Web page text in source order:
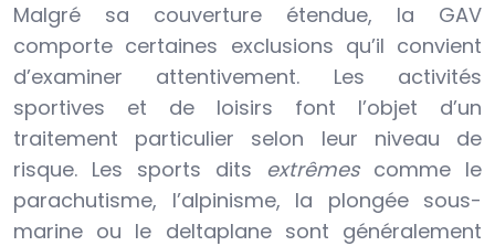
Malgré sa couverture étendue, la GAV
comporte certaines exclusions qu’il convient
d’examiner attentivement. Les activités
sportives et de loisirs font l’objet d’un
traitement particulier selon leur niveau de
risque. Les sports dits extrêmescomme le
parachutisme, l’alpinisme, la plongée sous-
marine ou le deltaplane sont généralement